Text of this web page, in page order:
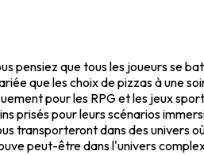
pensiez que tous les joueurs se
que les choix de pizzas à une
pour les RPG et les jeux
prisés pour leurs scénarios
transporteront dans des univers
peut-être dans l'univers